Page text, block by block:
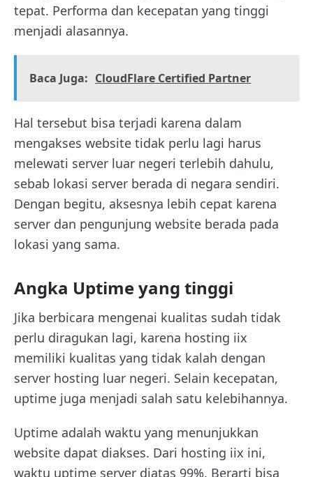
tepat. Performa dan kecepatan yang tinggi
menjadi alasannya.
Baca Juga: CloudFlare Certified Partner
Hal tersebut bisa terjadi karena dalam
mengakses website tidak perlu lagi harus
melewati server luar negeri terlebih dahulu,
sebab lokasi server berada di negara sendiri.
Dengan begitu, aksesnya lebih cepat karena
server dan pengunjung website berada pada
lokasi yang sama.
Angka Uptime yang tinggi
Jika berbicara mengenai kualitas sudah tidak
perlu diragukan lagi, karena hosting iix
memiliki kualitas yang tidak kalah dengan
server hosting luar negeri. Selain kecepatan,
uptime juga menjadi salah satu kelebihannya.
Uptime adalah waktu yang menunjukkan
website dapat diakses. Dari hosting iix ini,
waktu uptime server diatas 99%. Berarti bisa